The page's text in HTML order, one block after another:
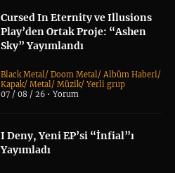
Cursed In Eternity ve Illusions
Play’den Ortak Proje: “Ashen
Sky” Yayımlandı
Black Metal/Doom Metal/Albüm Haberi/
Kapak/Metal/Müzik/Yerli grup
07 / 08 / 26 •Yorum
I Deny, Yeni EP’si “İnfial”ı
Yayımladı